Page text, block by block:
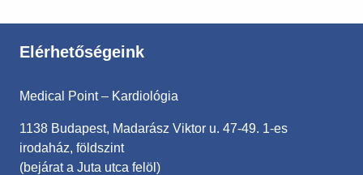
Elérhetőségeink
Medical Point – Kardiológia
1138 Budapest, Madarász Viktor u. 47-49. 1-es
irodaház, földszint
(bejárat a Juta utca felöl)